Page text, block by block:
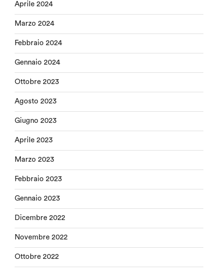
Aprile 2024
Marzo 2024
Febbraio 2024
Gennaio 2024
Ottobre 2023
Agosto 2023
Giugno 2023
Aprile 2023
Marzo 2023
Febbraio 2023
Gennaio 2023
Dicembre 2022
Novembre 2022
Ottobre 2022